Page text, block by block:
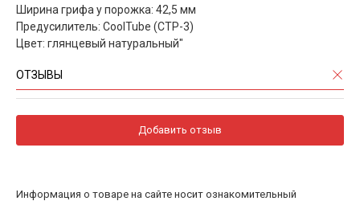
Ширина грифа у порожка: 42,5 мм
Предусилитель: CoolTube (CTP-3)
Цвет: глянцевый натуральный"
ОТЗЫВЫ
Добавить отзыв
Информация о товаре на сайте носит ознакомительный